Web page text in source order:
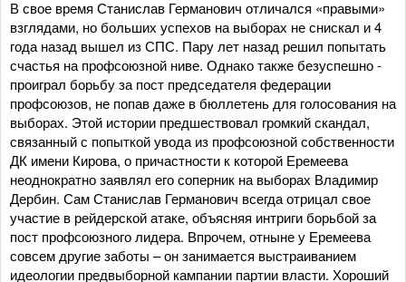
В свое время Станислав Германович отличался «правыми»
взглядами, но больших успехов на выборах не снискал и 4
года назад вышел из СПС. Пару лет назад решил попытать
счастья на профсоюзной ниве. Однако также безуспешно -
проиграл борьбу за пост председателя федерации
профсоюзов, не попав даже в бюллетень для голосования на
выборах. Этой истории предшествовал громкий скандал,
связанный с попыткой увода из профсоюзной собственности
ДК имени Кирова, о причастности к которой Еремеева
неоднократно заявлял его соперник на выборах Владимир
Дербин. Сам Станислав Германович всегда отрицал свое
участие в рейдерской атаке, объясняя интриги борьбой за
пост профсоюзного лидера. Впрочем, отныне у Еремеева
совсем другие заботы – он занимается выстраиванием
идеологии предвыборной кампании партии власти. Хороший